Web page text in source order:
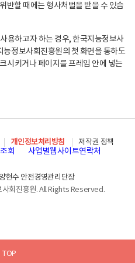
반할 때에는 형사처벌을 받을 수 있습
용하고자 하는 경우, 한국지능정보사
정보사회진흥원의 첫 화면을 통하도
시키거나 페이지를 프레임 안에 넣는
TOP
개인정보처리방침
저작권 정책
회 사업별웹사이트연락처
현수 안전경영관리단장
회진흥원. All Rights Reserved.